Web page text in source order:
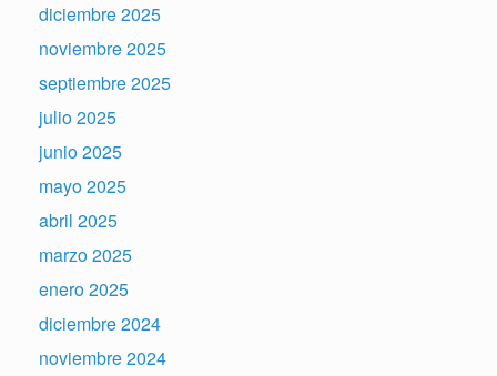
diciembre 2025
noviembre 2025
septiembre 2025
julio 2025
junio 2025
mayo 2025
abril 2025
marzo 2025
enero 2025
diciembre 2024
noviembre 2024